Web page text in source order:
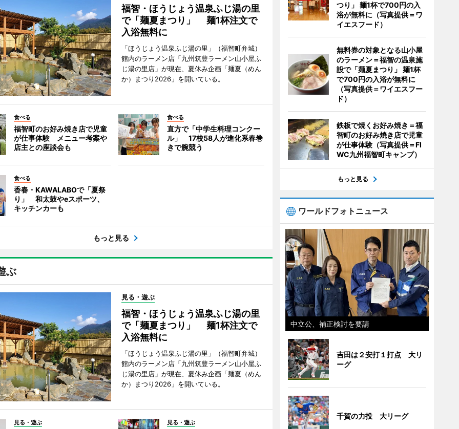
福智・ほうじょう温泉ふじ湯の里
で「麺夏まつり」 麺1杯注文で
入浴無料に
「ほうじょう温泉ふじ湯の里」（福智町弁城）
館内のラーメン店「九州筑豊ラーメン山小屋ふ
じ湯の里店」が現在、夏休み企画「麺夏（めん
か）まつり2026」を開いている。
食べる
福智町のお好み焼き店で児童
が仕事体験 メニュー考案や
店主との座談会も
食べる
直方で「中学生料理コンクー
ル」 17校58人が進化系春巻
きで腕競う
食べる
香春・KAWALABOで「夏祭
り」 和太鼓やeスポーツ、
キッチンカーも
もっと見る
ぶ
見る・遊ぶ
福智・ほうじょう温泉ふじ湯の里
で「麺夏まつり」 麺1杯注文で
入浴無料に
「ほうじょう温泉ふじ湯の里」（福智町弁城）
館内のラーメン店「九州筑豊ラーメン山小屋ふ
じ湯の里店」が現在、夏休み企画「麺夏（めん
か）まつり2026」を開いている。
見る・遊ぶ 見る・遊ぶ
つり」 麺1杯で700円の入
浴が無料に（写真提供＝ワ
イエスフード）
無料券の対象となる山小屋
のラーメン＝福智の温泉施
設で「麺夏まつり」 麺1杯
で700円の入浴が無料に
（写真提供＝ワイエスフー
ド）
鉄板で焼くお好み焼き＝福
智町のお好み焼き店で児童
が仕事体験（写真提供＝FI
WC九州福智町キャンプ）
もっと見る
ワールドフォトニュース
中立公、補正検討を要請
吉田は２安打１打点 大リ
ーグ
千賀の力投 大リーグ